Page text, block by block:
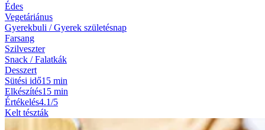
Édes
Vegetáriánus
Gyerekbuli / Gyerek születésnap
Farsang
Szilveszter
Snack / Falatkák
Desszert
Sütési idő15 min
Elkészítés15 min
Értékelés4.1/5
Kelt tészták